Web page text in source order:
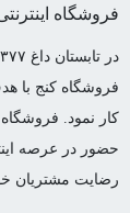
فروشگاه
فروشگاه كنج با
كار نمود.
حضور در عرصه
رضایت مشتریان